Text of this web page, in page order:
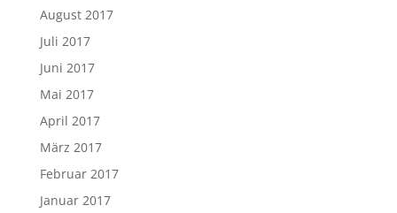
August 2017
Juli 2017
Juni 2017
Mai 2017
April 2017
März 2017
Februar 2017
Januar 2017